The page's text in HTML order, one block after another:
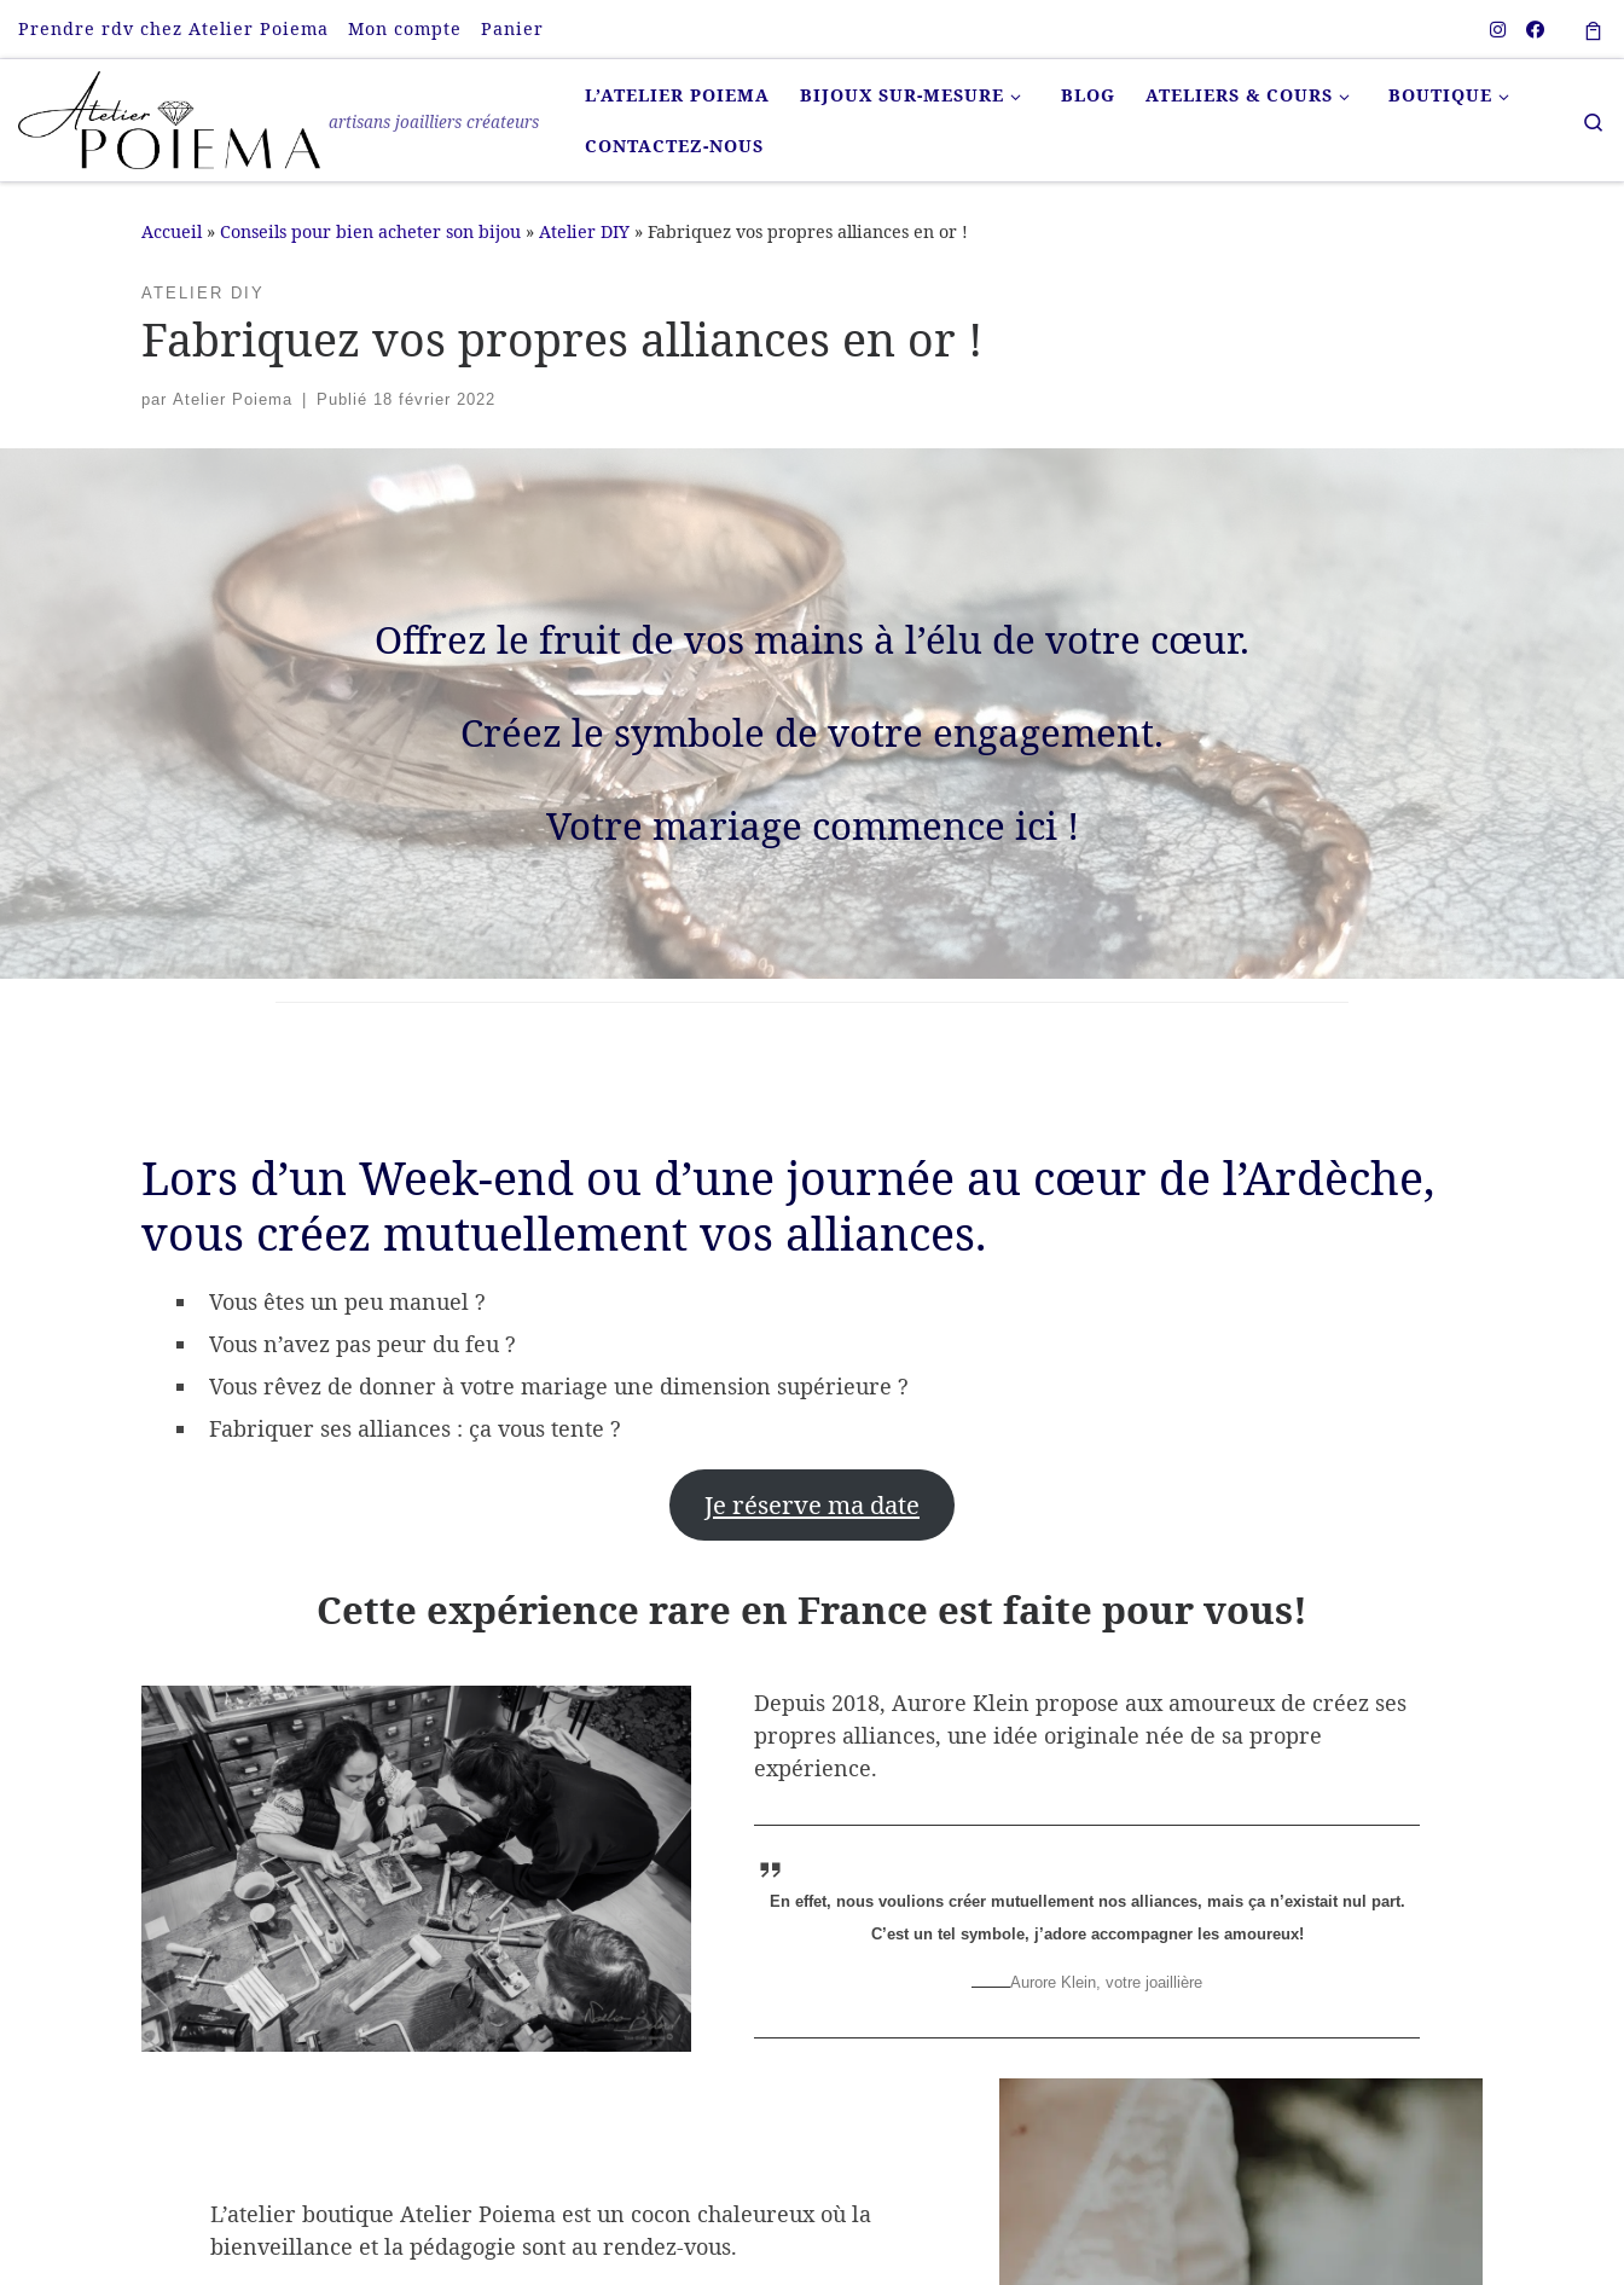
Passer au contenu
Prendre rdv chez Atelier Poiema Mon compte Panier
artisans joailliers créateurs
L’ATELIER POIEMA BIJOUX SUR-MESURE BLOG ATELIERS & COURS BOUTIQUE
CONTACTEZ-NOUS
Accueil » Conseils pour bien acheter son bijou » Atelier DIY » Fabriquez vos propres alliances en or !
ATELIER DIY
Fabriquez vos propres alliances en or !
par Atelier Poiema Publié 18 février 2022
Offrez le fruit de vos mains à l’élu de votre cœur.
Créez le symbole de votre engagement.
Votre mariage commence ici !
Lors d’un Week-end ou d’une journée au cœur de l’Ardèche,
vous créez mutuellement vos alliances.
Vous êtes un peu manuel ?
Vous n’avez pas peur du feu ?
Vous rêvez de donner à votre mariage une dimension supérieure ?
Fabriquer ses alliances : ça vous tente ?
Je réserve ma date
Cette expérience rare en France est faite pour vous!
Depuis 2018, Aurore Klein propose aux amoureux de créez ses
propres alliances, une idée originale née de sa propre
expérience.
En effet, nous voulions créer mutuellement nos alliances, mais ça n’existait nul part.
C’est un tel symbole, j’adore accompagner les amoureux!
Aurore Klein, votre joaillière
L’atelier boutique Atelier Poiema est un cocon chaleureux où la
bienveillance et la pédagogie sont au rendez-vous.